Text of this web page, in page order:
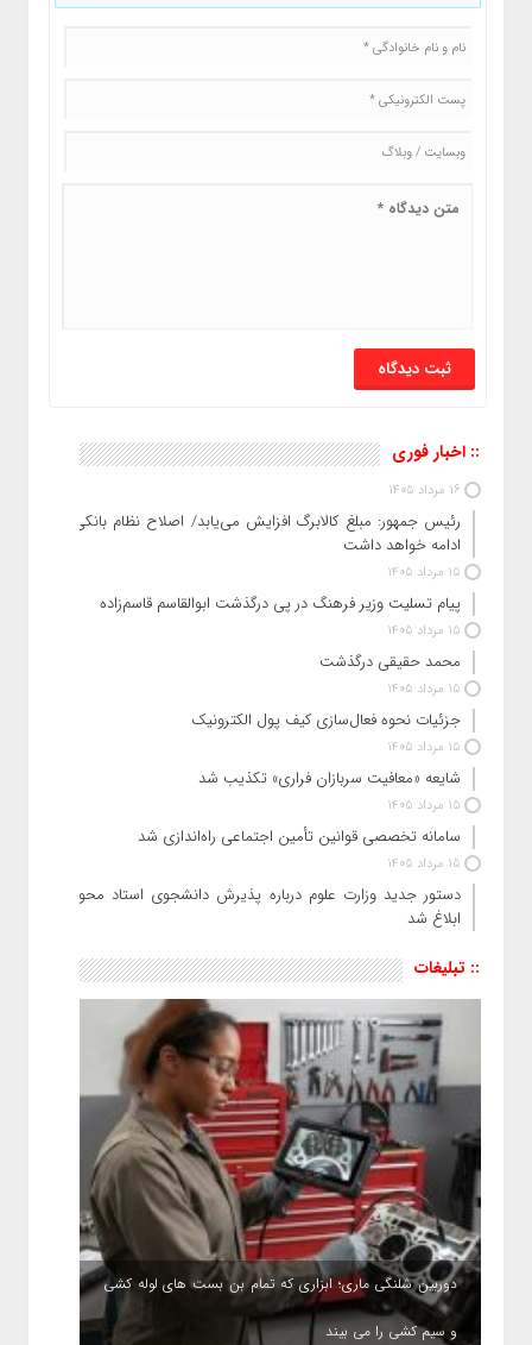
:: اخبار فوری
16 مرداد 1405
رئیس‌ جمهور: مبلغ کالابرگ افزایش می‌یابد/ اصلاح نظام بانکی
ادامه خواهد داشت
15 مرداد 1405
پیام تسلیت وزیر فرهنگ در پی درگذشت ابوالقاسم قاسم‌زاده
15 مرداد 1405
محمد حقیقی درگذشت
15 مرداد 1405
جزئیات نحوه فعال‌سازی کیف پول الکترونیک
15 مرداد 1405
شایعه «معافیت سربازان فراری» تکذیب شد
15 مرداد 1405
سامانه تخصصی قوانین تأمین اجتماعی راه‌اندازی شد
15 مرداد 1405
دستور جدید وزارت علوم درباره پذیرش دانشجوی استاد محور
ابلاغ شد
:: تبلیغات
دوربین شلنگی ماری؛ ابزاری که تمام بن بست های لوله کشی
و سیم کشی را می بیند